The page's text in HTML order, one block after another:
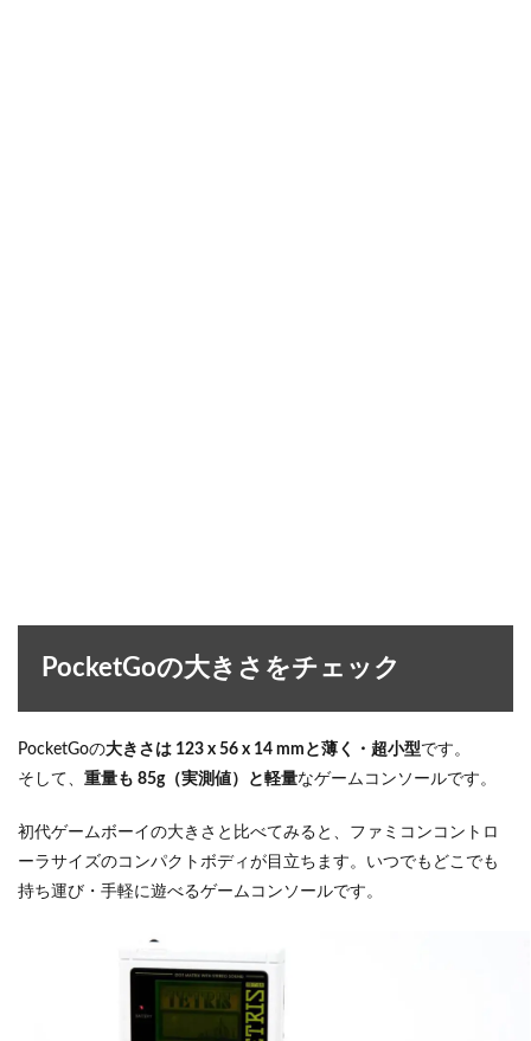
PocketGoの大きさをチェック
PocketGoの大きさは 123 x 56 x 14 mmと薄く・超小型です。
そして、 重量も 85g（実測値）と軽量なゲームコンソールです。
初代ゲームボーイの大きさと比べてみると、ファミコンコントロ
ーラサイズのコンパクトボディが目立ちます。いつでもどこでも
持ち運び・手軽に遊べるゲームコンソールです。